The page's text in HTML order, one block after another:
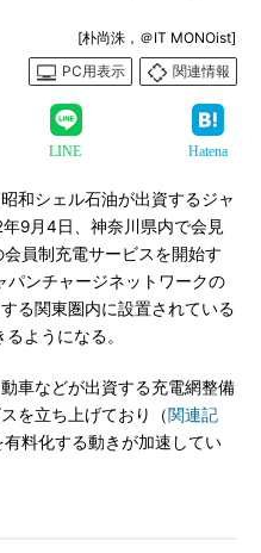
[朴尚洙，＠IT MONOist]
PC用表示
関連情報
LINE Hatena
和シェル石油が出資するジャ
9月4日、神奈川県内で会見
員制充電サービスを開始す
パンチャージネットワークの
る関東圏内に設置されている
ようになる。
車などが出資する充電網整備
を立ち上げており（関連記
料化する動きが加速してい